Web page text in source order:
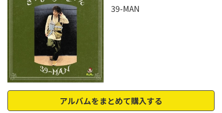
39-MAN
アルバムをまとめて購入する